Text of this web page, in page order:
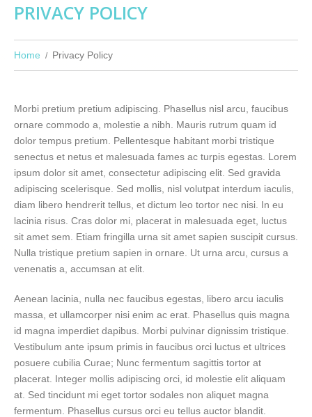
PRIVACY POLICY
Home Privacy Policy
Morbi pretium pretium adipiscing. Phasellus nisl arcu, faucibus
ornare commodo a, molestie a nibh. Mauris rutrum quam id
dolor tempus pretium. Pellentesque habitant morbi tristique
senectus et netus et malesuada fames ac turpis egestas. Lorem
ipsum dolor sit amet, consectetur adipiscing elit. Sed gravida
adipiscing scelerisque. Sed mollis, nisl volutpat interdum iaculis,
diam libero hendrerit tellus, et dictum leo tortor nec nisi. In eu
lacinia risus. Cras dolor mi, placerat in malesuada eget, luctus
sit amet sem. Etiam fringilla urna sit amet sapien suscipit cursus.
Nulla tristique pretium sapien in ornare. Ut urna arcu, cursus a
venenatis a, accumsan at elit.
Aenean lacinia, nulla nec faucibus egestas, libero arcu iaculis
massa, et ullamcorper nisi enim ac erat. Phasellus quis magna
id magna imperdiet dapibus. Morbi pulvinar dignissim tristique.
Vestibulum ante ipsum primis in faucibus orci luctus et ultrices
posuere cubilia Curae; Nunc fermentum sagittis tortor at
placerat. Integer mollis adipiscing orci, id molestie elit aliquam
at. Sed tincidunt mi eget tortor sodales non aliquet magna
fermentum. Phasellus cursus orci eu tellus auctor blandit.